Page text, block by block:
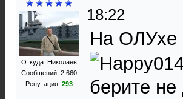
Откуда: Николаев
Сообщений: 2 660
Репутация: 293
18:22
На ОЛУхе
берите не